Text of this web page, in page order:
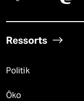
Ressorts
Politik
Öko